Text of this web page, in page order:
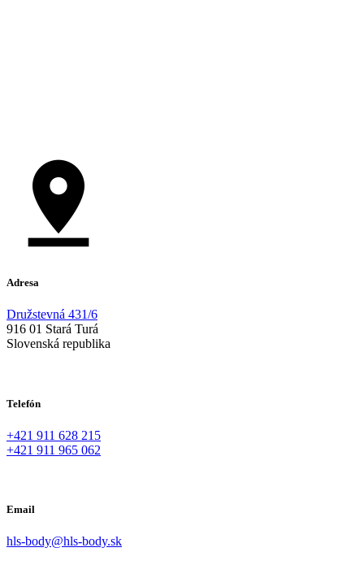
Adresa
Družstevná 431/6
916 01 Stará Turá
Slovenská republika
Telefón
+421 911 628 215
+421 911 965 062
Email
hls-body@hls-body.sk